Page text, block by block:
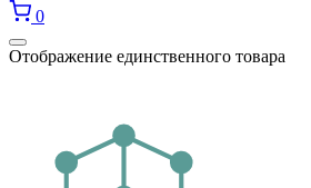
0
Отображение единственного товара